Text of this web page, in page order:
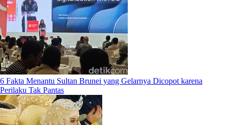
6 Fakta Menantu Sultan Brunei yang Gelarnya Dicopot karena
Perilaku Tak Pantas